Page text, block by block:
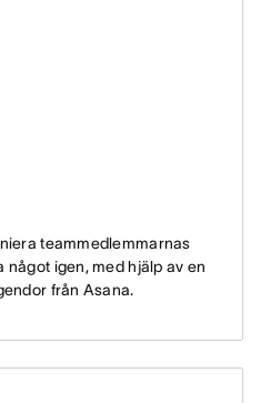
teammedlemmarnas
igen, med hjälp av en
från Asana.